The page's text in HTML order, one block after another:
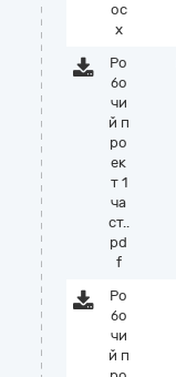
oc
x
Ро
бо
чи
й п
ро
ек
т 1
ча
ст..
pd
f
Ро
бо
чи
й п